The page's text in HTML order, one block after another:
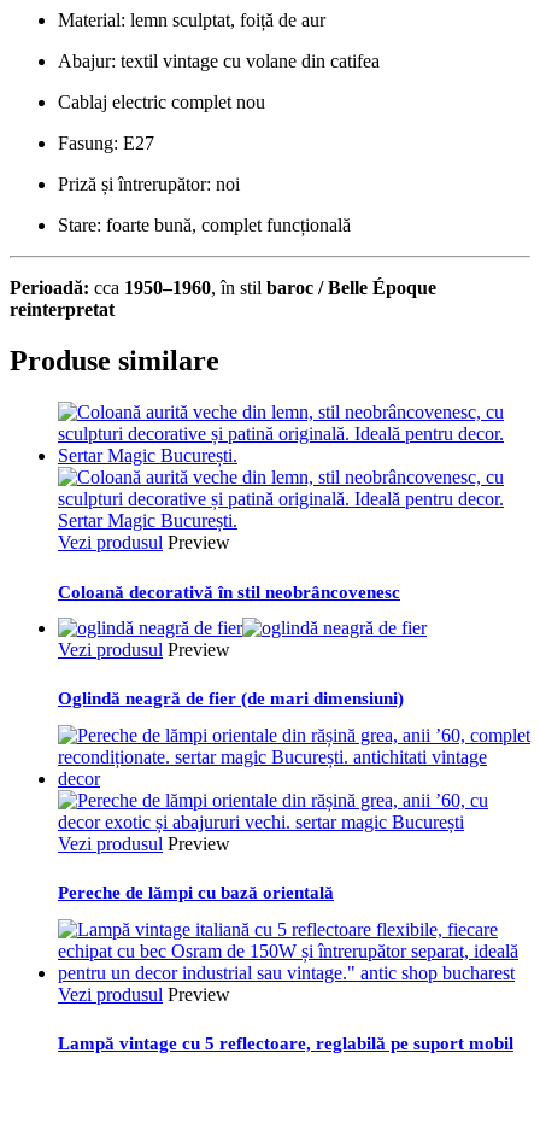
Material: lemn sculptat, foiță de aur
Abajur: textil vintage cu volane din catifea
Cablaj electric complet nou
Fasung: E27
Priză și întrerupător: noi
Stare: foarte bună, complet funcțională
Perioadă: cca 1950–1960, în stil baroc / Belle Époque
reinterpretat
Produse similare
Vezi produsul Preview
Coloană decorativă în stil neobrâncovenesc
Vezi produsul Preview
Oglindă neagră de fier (de mari dimensiuni)
Vezi produsul Preview
Pereche de lămpi cu bază orientală
Vezi produsul Preview
Lampă vintage cu 5 reflectoare, reglabilă pe suport mobil